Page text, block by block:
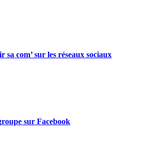
sa com’ sur les réseaux sociaux
sur Facebook